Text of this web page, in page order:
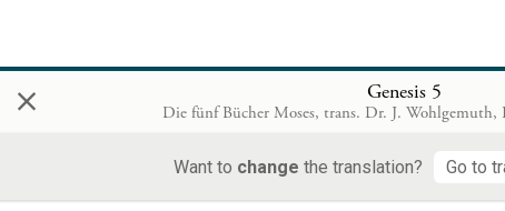
× Genesis 5
Die fünf Bücher Moses, trans. Dr. J.
Want to change the translation? Go to